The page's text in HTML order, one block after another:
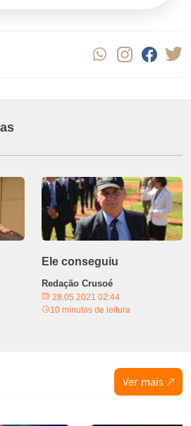
Ele conseguiu
Redação Crusoé
28.05.2021 02:44
10 minutos de leitura
Ver mais